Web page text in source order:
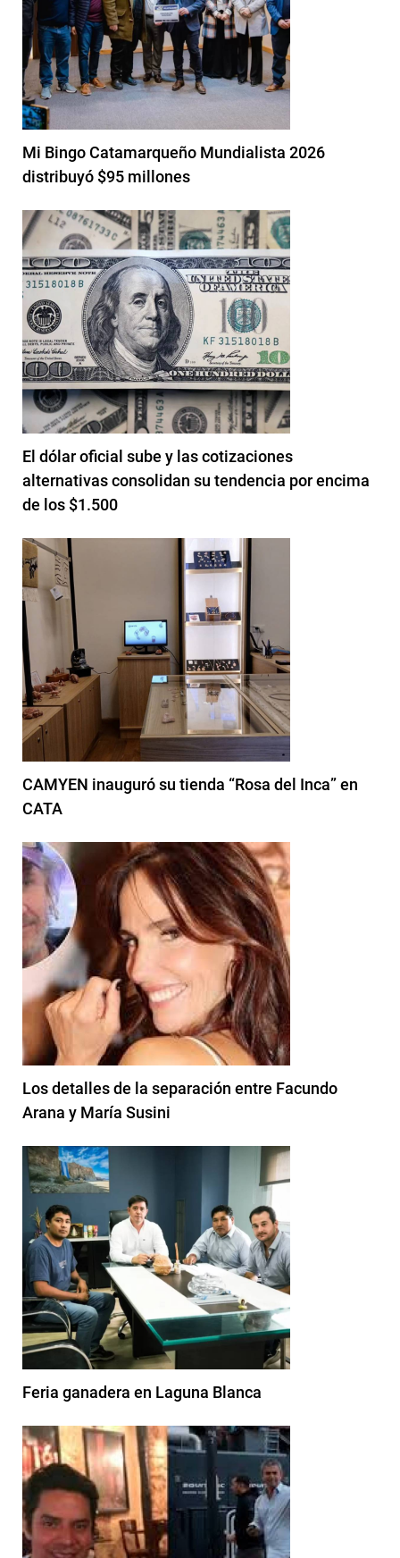
Mi Bingo Catamarqueño Mundialista 2026
distribuyó $95 millones
El dólar oficial sube y las cotizaciones
alternativas consolidan su tendencia por encima
de los $1.500
CAMYEN inauguró su tienda “Rosa del Inca” en
CATA
Los detalles de la separación entre Facundo
Arana y María Susini
Feria ganadera en Laguna Blanca